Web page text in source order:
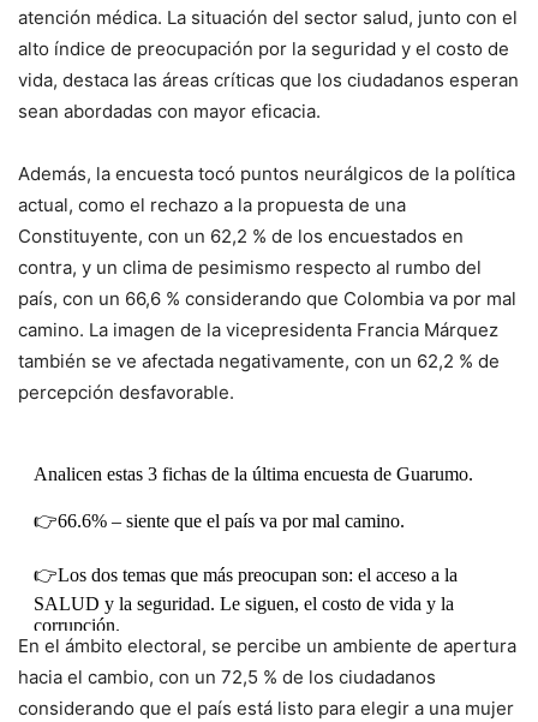
atención médica. La situación del sector salud, junto con el
alto índice de preocupación por la seguridad y el costo de
vida, destaca las áreas críticas que los ciudadanos esperan
sean abordadas con mayor eficacia.
Además, la encuesta tocó puntos neurálgicos de la política
actual, como el rechazo a la propuesta de una
Constituyente, con un 62,2 % de los encuestados en
contra, y un clima de pesimismo respecto al rumbo del
país, con un 66,6 % considerando que Colombia va por mal
camino. La imagen de la vicepresidenta Francia Márquez
también se ve afectada negativamente, con un 62,2 % de
percepción desfavorable.
Analicen estas 3 fichas de la última encuesta de Guarumo.
👉66.6% – siente que el país va por mal camino.
👉Los dos temas que más preocupan son: el acceso a la
SALUD y la seguridad. Le siguen, el costo de vida y la
corrupción.
👉62.2% – no está de acuerdo con la Constituyente
pic.twitter.com/J5XhJSbWhV
En el ámbito electoral, se percibe un ambiente de apertura
hacia el cambio, con un 72,5 % de los ciudadanos
considerando que el país está listo para elegir a una mujer